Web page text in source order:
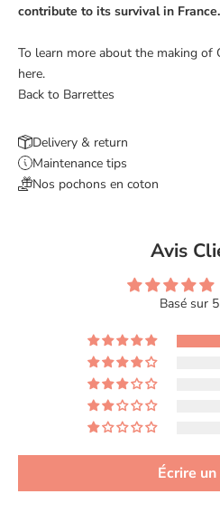
contribute to its survival in France.
To learn more about the making of
here.
Back to Barrettes
Delivery & return
Maintenance tips
Nos pochons en coton
Avis
Basé sur
Écrire